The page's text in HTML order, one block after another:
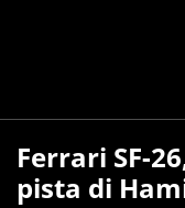
Ferrari SF-
pista di